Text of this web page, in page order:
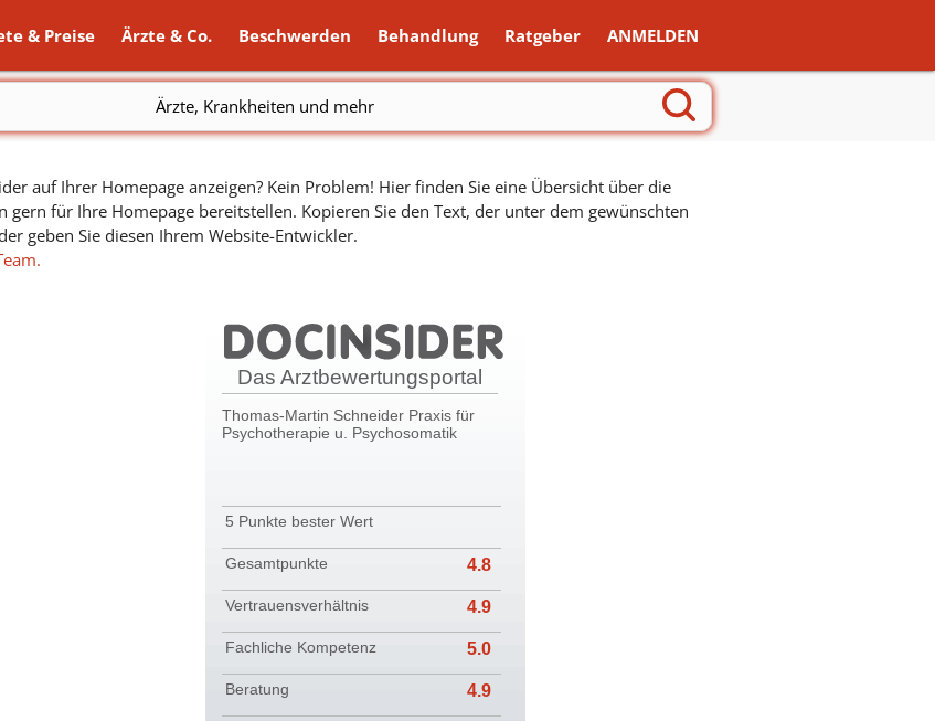
& Preise Ärzte & Co. Beschwerden Behandlung Ratgeber ANMELDEN
Ärzte, Krankheiten und mehr
auf Ihrer Homepage anzeigen? Kein Problem! Hier finden Sie eine Übersicht über die
gern für Ihre Homepage bereitstellen. Kopieren Sie den Text, der unter dem gewünschten
geben Sie diesen Ihrem Website-Entwickler.